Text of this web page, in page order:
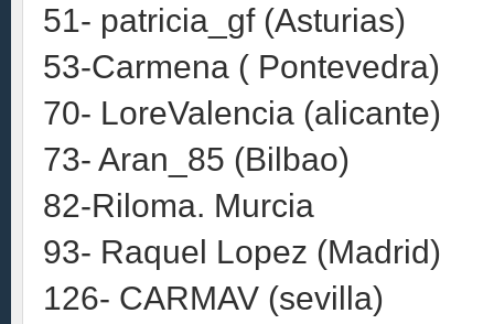
51- patricia_gf (Asturias)
53-Carmena ( Pontevedra)
70- LoreValencia (alicante)
73- Aran_85 (Bilbao)
82-Riloma. Murcia
93- Raquel Lopez (Madrid)
126- CARMAV (sevilla)